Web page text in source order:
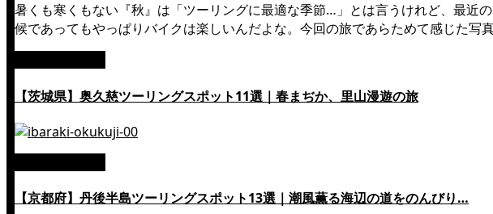
暑くも寒くもない『秋』は「ツーリングに最適な季節…」とは言うけれど、最近
候であってもやっぱりバイクは楽しいんだよな。今回の旅であらためて感じた
【茨城県】奥久慈ツーリングスポット11選｜春まぢか、里山漫遊の旅
【京都府】丹後半島ツーリングスポット13選｜潮風薫る海辺の道をのんびり…